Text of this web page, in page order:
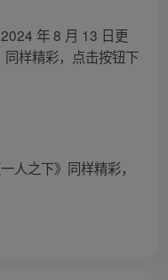
年 8 月 13 日更
样精彩，点击按钮下
人之下》同样精彩，